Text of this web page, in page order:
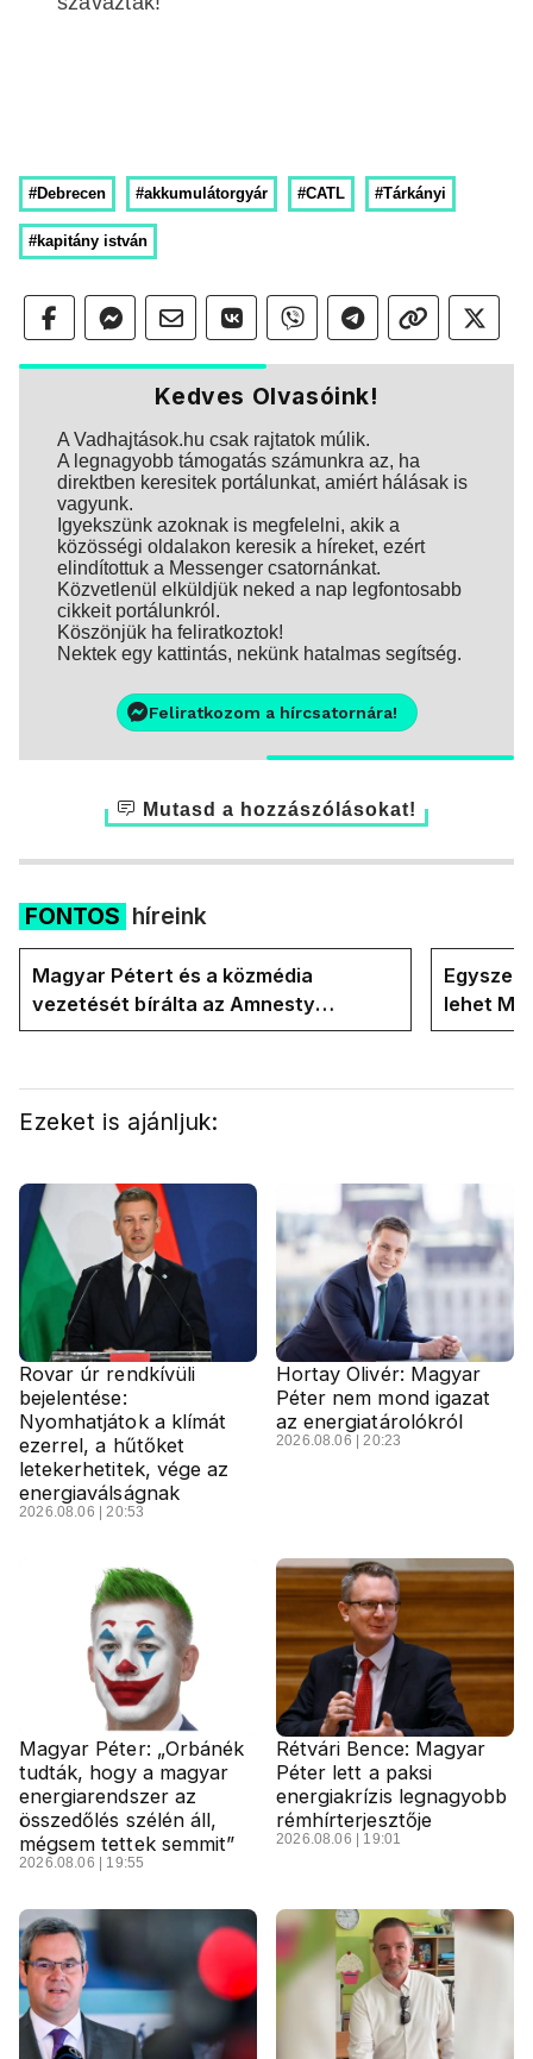
#Debrecen #akkumulátorgyár #CATL #Tárkányi
#kapitány istván
Kedves Olvasóink!
A Vadhajtások.hu csak rajtatok múlik.
A legnagyobb támogatás számunkra az, ha
direktben keresitek portálunkat, amiért hálásak is
vagyunk.
Igyekszünk azoknak is megfelelni, akik a
közösségi oldalakon keresik a híreket, ezért
elindítottuk a Messenger csatornánkat.
Közvetlenül elküldjük neked a nap legfontosabb
cikkeit portálunkról.
Köszönjük ha feliratkoztok!
Nektek egy kattintás, nekünk hatalmas segítség.
Feliratkozom a hírcsatornára!
Mutasd a hozzászólásokat!
FONTOS híreink
Magyar Pétert és a közmédia
vezetését bírálta az Amnesty
International a Klubrádióban
lehet
Ezeket is ajánljuk:
Rovar úr rendkívüli
bejelentése:
Nyomhatjátok a klímát
ezerrel, a hűtőket
letekerhetitek, vége az
energiaválságnak
2026.08.06 | 20:53
Hortay Olivér: Magyar
Péter nem mond igazat
az energiatárolókról
2026.08.06 | 20:23
Magyar Péter: „Orbánék
tudták, hogy a magyar
energiarendszer az
összedőlés szélén áll,
mégsem tettek semmit”
2026.08.06 | 19:55
Rétvári Bence: Magyar
Péter lett a paksi
energiakrízis legnagyobb
rémhírterjesztője
2026.08.06 | 19:01